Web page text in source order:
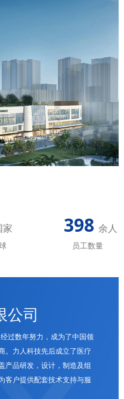
家 400 余人
员工数量
公司
过数年努力，成为了中国领
。力人科技先后成立了医疗
产品研发，设计，制造及组
客户提供配套技术支持与服